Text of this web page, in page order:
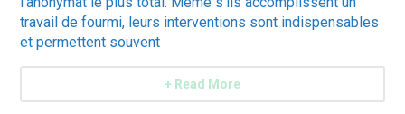
travail de fourmi, leurs interventions sont indispensables
et permettent souvent
+ Read More